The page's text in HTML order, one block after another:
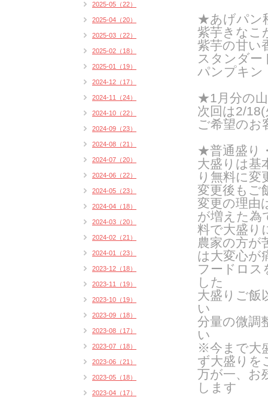
★あげパン
紫芋きなこ
紫芋の甘い
スタンダー
パンプキン
★1月分の
次回は2/
ご希望のお
★普通盛り
大盛りは基
り無料に変
変更後もご
変更の理由
が増えた為
料で大盛り
農家の方が
は大変心が
フードロス
した
大盛りご飯
い
分量の微調
い
※今まで大
ず大盛りを
万が一、お
します
2025-05（22）
2025-04（20）
2025-03（22）
2025-02（18）
2025-01（19）
2024-12（17）
2024-11（24）
2024-10（22）
2024-09（23）
2024-08（21）
2024-07（20）
2024-06（22）
2024-05（23）
2024-04（18）
2024-03（20）
2024-02（21）
2024-01（23）
2023-12（18）
2023-11（19）
2023-10（19）
2023-09（18）
2023-08（17）
2023-07（18）
2023-06（21）
2023-05（18）
2023-04（17）